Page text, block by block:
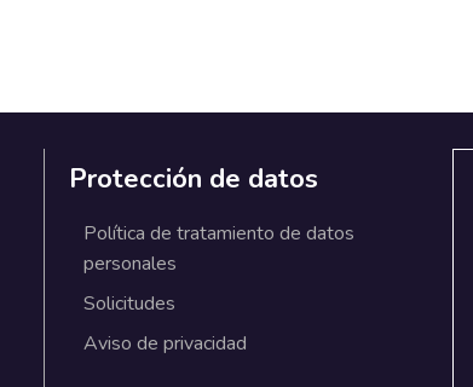
Protección de datos
Política de tratamiento de datos
personales
Solicitudes
Aviso de privacidad